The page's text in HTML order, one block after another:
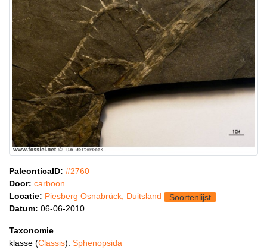
PaleonticaID: #2760
Door: carboon
Locatie: Piesberg Osnabrück, Duitsland
Soortenlijst
Datum: 06-06-2010
Taxonomie
klasse (Classis): Sphenopsida